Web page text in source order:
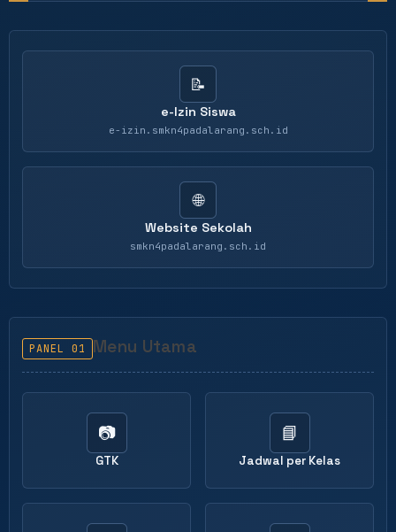
📝
e-Izin Siswa
e-izin.smkn4padalarang.sch.id
🌐
Website Sekolah
smkn4padalarang.sch.id
PANEL 01 Menu Utama
📷
GTK
📘
Jadwal per Kelas